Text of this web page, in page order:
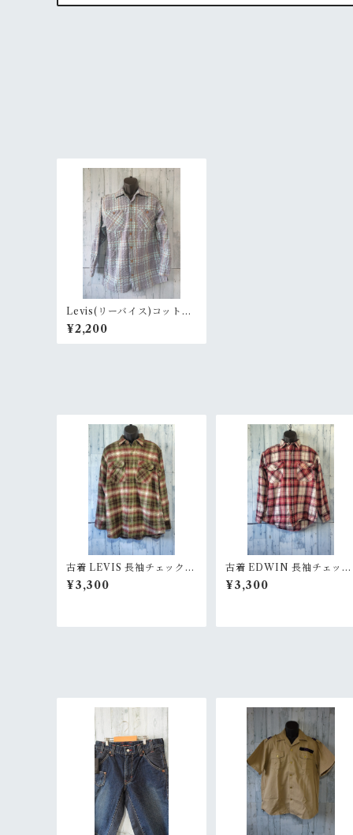
Levis(リーバイス)コット
ン 開襟 チェックシャ
ツ M RankB
¥2,200
古着 LEVIS 長袖チェックシ
ャツ ネルシャツ サイズL グ
リーン系 RankB
¥3,300
古着 EDWIN 長袖チェック
シャツ ネルシャツ サイズM
レッド系RankB
¥3,300